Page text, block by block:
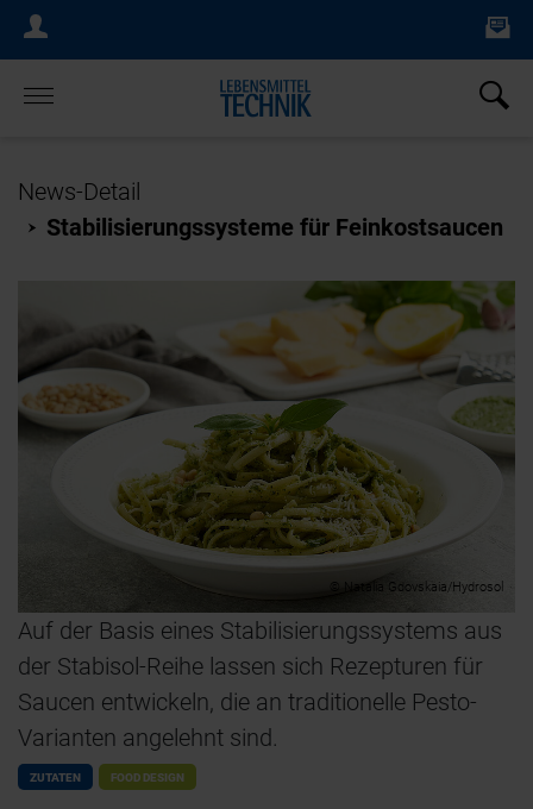
Login Menu
Home
News-Detail
Stabilisierungssysteme für Feinkostsaucen
© Natalia Gdovskaia/Hydrosol
Auf der Basis eines Stabilisierungssystems aus
der Stabisol-Reihe lassen sich Rezepturen für
Saucen entwickeln, die an traditionelle Pesto-
Varianten angelehnt sind.
ZUTATEN FOOD DESIGN
×